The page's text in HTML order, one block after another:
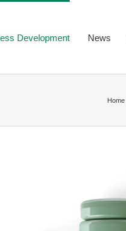
Development News
Home